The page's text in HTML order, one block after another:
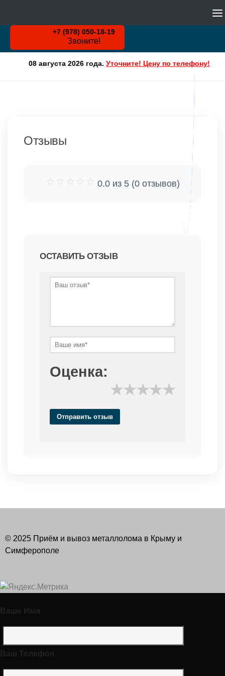
+7 (978) 050-18-19
Звоните!
08 августа 2026 года. Уточните! Цену по телефону!
Отзывы
0.0 из 5 (0 отзывов)
ОСТАВИТЬ ОТЗЫВ
Оценка:
★
★
★
★
★
Отправить отзыв
© 2025 Приём и вывоз металлолома в Крыму и
Симферополе
Ваше Имя
Ваш Телефон